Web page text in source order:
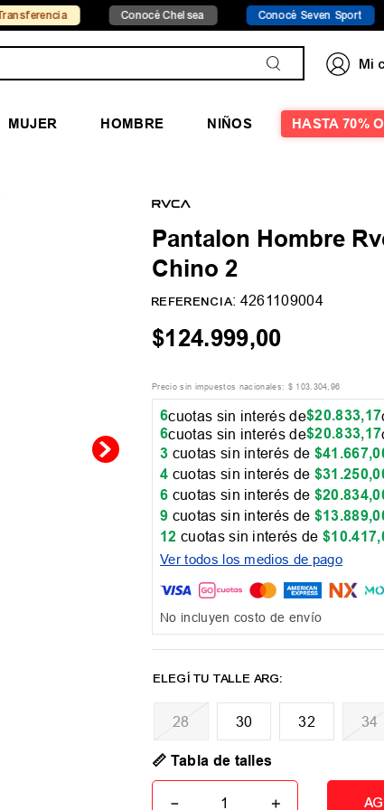
Conocé Chelsea Conocé Seven Sport Envío
MUJER HOMBRE NIÑOS HASTA 70%
Pantalon Hombre
Chino 2
REFERENCIA: 4261109004
$124.999,00
Precio sin impuestos nacionales: $ 103.304,96
6cuotas sin interés de$20.833,17
6cuotas sin interés de$20.833,17
3 cuotas sin interés de $41 .667,
4 cuotas sin interés de $31 .250,
6 cuotas sin interés de $20.834,
9 cuotas sin interés de $13.889,
12 cuotas sin interés de$10.417,
Ver todos los medios de pago
No incluyen costo de envío
28 30 32 34
📏 Tabla de talles
＋
－